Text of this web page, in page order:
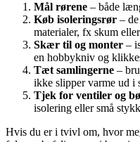
Mål rørene – både
Køb isoleringsrør –
materialer, fx skum
Skær til og monter –
en hobbykniv og
Tæt samlingerne –
ikke slipper varme ud i
Tjek for ventiler og
isolering eller små
Hvis du er i tvivl om, hvor